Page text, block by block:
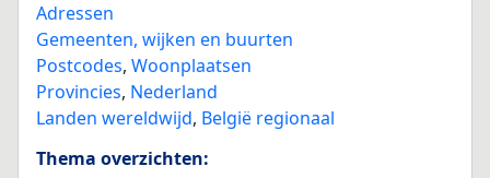
Adressen
Gemeenten, wijken en buurten
Postcodes, Woonplaatsen
Provincies, Nederland
Landen wereldwijd, België regionaal
Thema overzichten: